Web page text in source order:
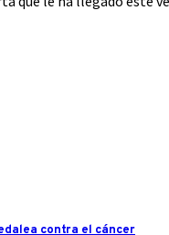
contra el cáncer